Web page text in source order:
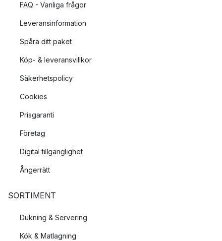
FAQ - Vanliga frågor
Leveransinformation
Spåra ditt paket
Köp- & leveransvillkor
Säkerhetspolicy
Cookies
Prisgaranti
Företag
Digital tillgänglighet
Ångerrätt
SORTIMENT
Dukning & Servering
Kök & Matlagning